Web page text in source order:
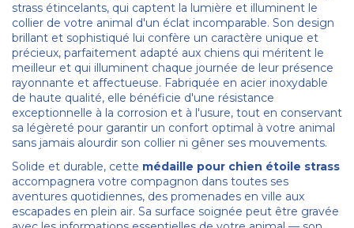
strass étincelants, qui captent la lumière et illuminent le
collier de votre animal d'un éclat incomparable. Son design
brillant et sophistiqué lui confère un caractère unique et
précieux, parfaitement adapté aux chiens qui méritent le
meilleur et qui illuminent chaque journée de leur présence
rayonnante et affectueuse. Fabriquée en acier inoxydable
de haute qualité, elle bénéficie d'une résistance
exceptionnelle à la corrosion et à l'usure, tout en conservant
sa légèreté pour garantir un confort optimal à votre animal
sans jamais alourdir son collier ni gêner ses mouvements.
Solide et durable, cette médaille pour chien étoile strass
accompagnera votre compagnon dans toutes ses
aventures quotidiennes, des promenades en ville aux
escapades en plein air. Sa surface soignée peut être gravée